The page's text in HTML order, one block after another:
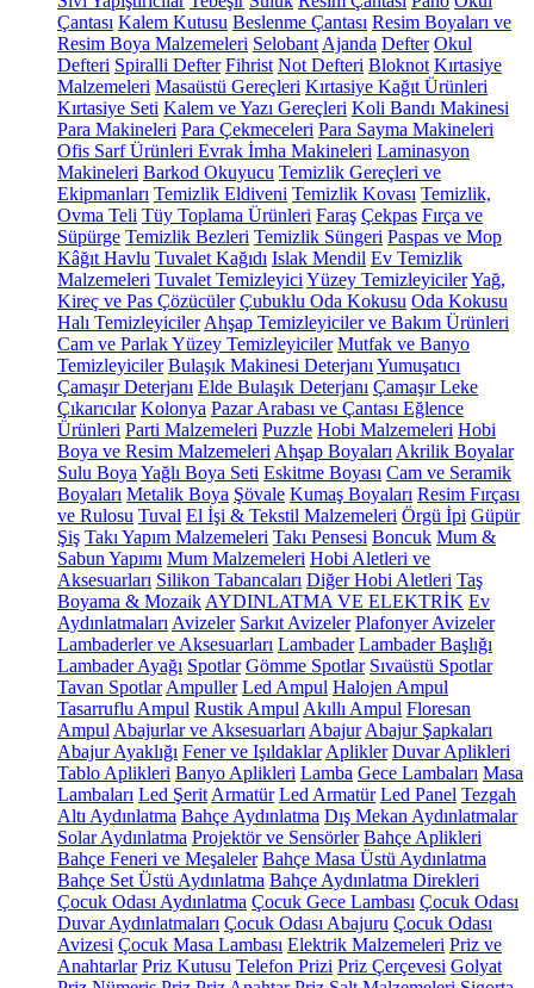
Çantası Kalem Kutusu Beslenme Çantası Resim Boyaları ve
Resim Boya Malzemeleri Selobant Ajanda Defter Okul
Defteri Spiralli Defter Fihrist Not Defteri Bloknot Kırtasiye
Malzemeleri Masaüstü Gereçleri Kırtasiye Kağıt Ürünleri
Kırtasiye Seti Kalem ve Yazı Gereçleri Koli Bandı Makinesi
Para Makineleri Para Çekmeceleri Para Sayma Makineleri
Ofis Sarf Ürünleri Evrak İmha Makineleri Laminasyon
Makineleri Barkod Okuyucu Temizlik Gereçleri ve
Ekipmanları Temizlik Eldiveni Temizlik Kovası Temizlik,
Ovma Teli Tüy Toplama Ürünleri Faraş Çekpas Fırça ve
Süpürge Temizlik Bezleri Temizlik Süngeri Paspas ve Mop
Kâğıt Havlu Tuvalet Kağıdı Islak Mendil Ev Temizlik
Malzemeleri Tuvalet Temizleyici Yüzey TemizleyicilerYağ,
Kireç ve Pas Çözücüler Çubuklu Oda Kokusu Oda Kokusu
Halı Temizleyiciler Ahşap Temizleyiciler ve Bakım Ürünleri
Cam ve Parlak Yüzey Temizleyiciler Mutfak ve Banyo
Temizleyiciler Bulaşık Makinesi Deterjanı Yumuşatıcı
Çamaşır Deterjanı Elde Bulaşık Deterjanı Çamaşır Leke
Çıkarıcılar Kolonya Pazar Arabası ve Çantası Eğlence
Ürünleri Parti Malzemeleri Puzzle Hobi Malzemeleri Hobi
Boya ve Resim Malzemeleri Ahşap Boyaları Akrilik Boyalar
Sulu Boya Yağlı Boya Seti Eskitme Boyası Cam ve Seramik
Boyaları Metalik Boya Şövale Kumaş Boyaları Resim Fırçası
ve Rulosu Tuval El İşi & Tekstil Malzemeleri Örgü İpi Güpür
Şiş Takı Yapım Malzemeleri Takı Pensesi Boncuk Mum &
Sabun Yapımı Mum Malzemeleri Hobi Aletleri ve
Aksesuarları Silikon Tabancaları Diğer Hobi Aletleri Taş
Boyama & Mozaik AYDINLATMA VE ELEKTRİK Ev
Aydınlatmaları Avizeler Sarkıt Avizeler Plafonyer Avizeler
Lambaderler ve Aksesuarları Lambader Lambader Başlığı
Lambader Ayağı Spotlar Gömme Spotlar Sıvaüstü Spotlar
Tavan Spotlar Ampuller Led Ampul Halojen Ampul
Tasarruflu Ampul Rustik Ampul Akıllı Ampul Floresan
Ampul Abajurlar ve Aksesuarları Abajur Abajur Şapkaları
Abajur Ayaklığı Fener ve Işıldaklar Aplikler Duvar Aplikleri
Tablo Aplikleri Banyo Aplikleri Lamba Gece Lambaları Masa
Lambaları Led Şerit Armatür Led Armatür Led Panel Tezgah
Altı Aydınlatma Bahçe Aydınlatma Dış Mekan Aydınlatmalar
Solar Aydınlatma Projektör ve Sensörler Bahçe Aplikleri
Bahçe Feneri ve Meşaleler Bahçe Masa Üstü Aydınlatma
Bahçe Set Üstü Aydınlatma Bahçe Aydınlatma Direkleri
Çocuk Odası Aydınlatma Çocuk Gece Lambası Çocuk Odası
Duvar Aydınlatmaları Çocuk Odası Abajuru Çocuk Odası
Avizesi Çocuk Masa Lambası Elektrik Malzemeleri Priz ve
Anahtarlar Priz Kutusu Telefon Prizi Priz Çerçevesi Golyat